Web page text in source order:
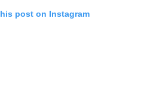
post on Instagram